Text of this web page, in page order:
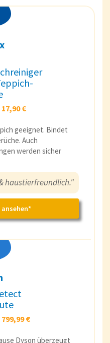
17,90 €
geeignet. Bindet
Auch
werden sicher
haustierfreundlich."
ansehen*
799,99 €
Dyson überzeugt